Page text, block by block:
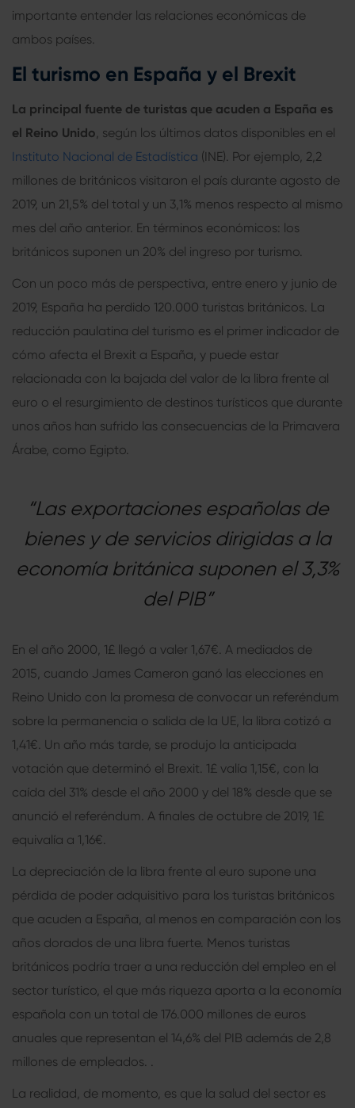
importante entender las relaciones económicas de
ambos países.
El turismo en España y el Brexit
La principal fuente de turistas que acuden a España es
el Reino Unido , según los últimos datos disponibles en el
Instituto Nacional de Estadística (INE). Por ejemplo, 2,2
millones de británicos visitaron el país durante agosto de
2019, un 21,5% del total y un 3,1% menos respecto al mismo
mes del año anterior. En términos económicos: los
británicos suponen un 20% del ingreso por turismo.
Con un poco más de perspectiva, entre enero y junio de
2019, España ha perdido 120.000 turistas británicos. La
reducción paulatina del turismo es el primer indicador de
cómo afecta el Brexit a España, y puede estar
relacionada con la bajada del valor de la libra frente al
euro o el resurgimiento de destinos turísticos que durante
unos años han sufrido las consecuencias de la Primavera
Árabe, como Egipto.
“Las exportaciones españolas de
bienes y de servicios dirigidas a la
economía británica suponen el 3,3%
del PIB”
En el año 2000, 1£ llegó a valer 1,67€. A mediados de
2015, cuando James Cameron ganó las elecciones en
Reino Unido con la promesa de convocar un referéndum
sobre la permanencia o salida de la UE, la libra cotizó a
1,41€. Un año más tarde, se produjo la anticipada
votación que determinó el Brexit. 1£ valía 1,15€, con la
caída del 31% desde el año 2000 y del 18% desde que se
anunció el referéndum. A finales de octubre de 2019, 1£
equivalía a 1,16€.
La depreciación de la libra frente al euro supone una
pérdida de poder adquisitivo para los turistas británicos
que acuden a España, al menos en comparación con los
años dorados de una libra fuerte. Menos turistas
británicos podría traer a una reducción del empleo en el
sector turístico, el que más riqueza aporta a la economía
española con un total de 176.000 millones de euros
anuales que representan el 14,6% del PIB además de 2,8
millones de empleados. .
La realidad, de momento, es que la salud del sector es